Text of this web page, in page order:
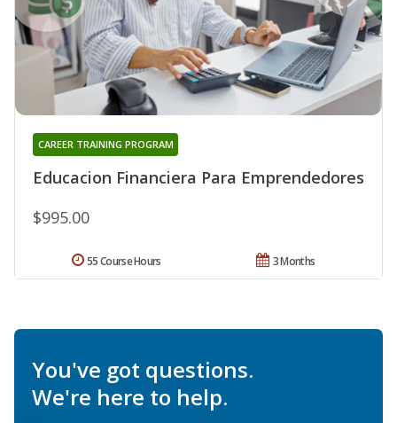
Educacion Financiera Para Emprendedores
CAREER TRAINING PROGRAM
$995.00
3 Months
55 Course Hours
You've got questions.
We're here to help.